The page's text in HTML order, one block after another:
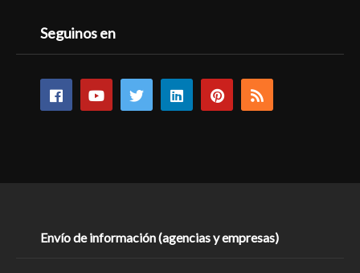
Seguinos en
Envío de información (agencias y empresas)